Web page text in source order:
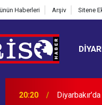
Haberleri Arşiv Sitene
19:53 Sur’da